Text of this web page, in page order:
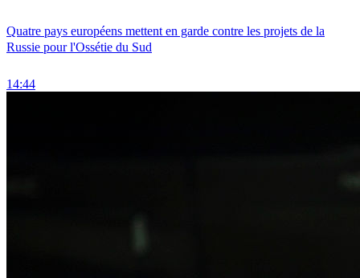
Quatre pays européens mettent en garde contre les projets de la
Russie pour l'Ossétie du Sud
14:44